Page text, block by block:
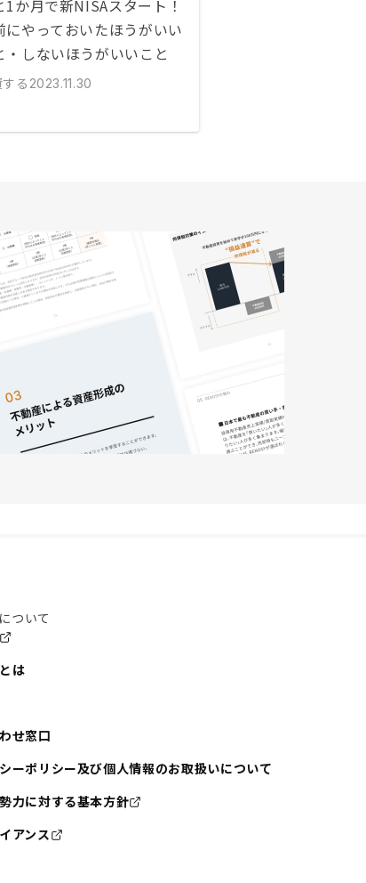
1か月で新NISAスタート！
にやっておいたほうがいい
・しないほうがいいこと
る 2023.11.30
ついて
は
せ窓口
ーポリシー及び個人情報のお取扱いについて
力に対する基本方針
アンス